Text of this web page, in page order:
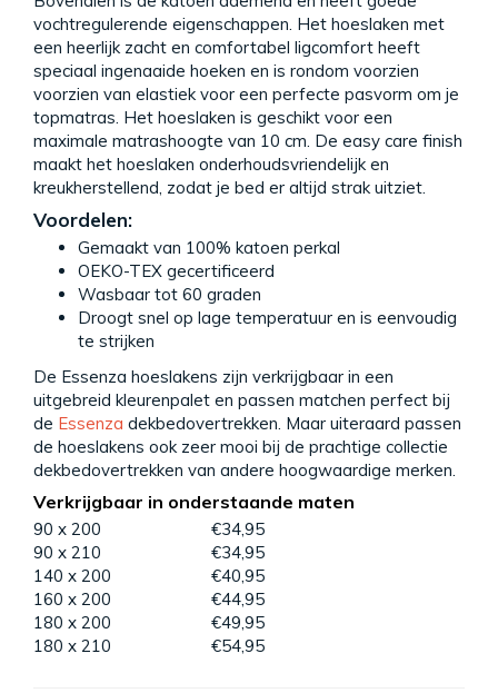
vochtregulerende eigenschappen. Het hoeslaken met
een heerlijk zacht en comfortabel ligcomfort heeft
speciaal ingenaaide hoeken en is rondom voorzien
voorzien van elastiek voor een perfecte pasvorm om je
topmatras. Het hoeslaken is geschikt voor een
maximale matrashoogte van 10 cm. De easy care finish
maakt het hoeslaken onderhoudsvriendelijk en
kreukherstellend, zodat je bed er altijd strak uitziet.
Voordelen:
Gemaakt van 100% katoen perkal
OEKO-TEX gecertificeerd
Wasbaar tot 60 graden
Droogt snel op lage temperatuur en is eenvoudig
te strijken
De Essenza hoeslakens zijn verkrijgbaar in een
uitgebreid kleurenpalet en passen matchen perfect bij
de Essenza dekbedovertrekken. Maar uiteraard passen
de hoeslakens ook zeer mooi bij de prachtige collectie
dekbedovertrekken van andere hoogwaardige merken.
Verkrijgbaar in onderstaande maten
90 x 200
€34,95
90 x 210
€34,95
140 x 200
€40,95
160 x 200
€44,95
180 x 200
€49,95
180 x 210
€54,95